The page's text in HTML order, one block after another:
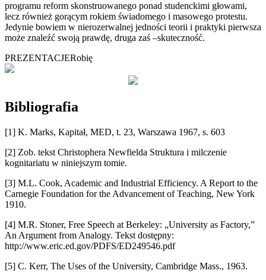
programu reform skonstruowanego ponad studenckimi głowami,
lecz również gorącym rokiem świadomego i masowego protestu.
Jedynie bowiem w nierozerwalnej jedności teorii i praktyki pierwsza
może znaleźć swoją prawdę, druga zaś –skuteczność.
PREZENTACJERobię
Bibliografia
[1] K. Marks, Kapitał, MED, t. 23, Warszawa 1967, s. 603
[2] Zob. tekst Christophera Newfielda Struktura i milczenie
kognitariatu w niniejszym tomie.
[3] M.L. Cook, Academic and Industrial Efficiency. A Report to the
Carnegie Foundation for the Advancement of Teaching, New York
1910.
[4] M.R. Stoner, Free Speech at Berkeley: „University as Factory,”
An Argument from Analogy. Tekst dostępny:
http://www.eric.ed.gov/PDFS/ED249546.pdf
[5] C. Kerr, The Uses of the University, Cambridge Mass., 1963.